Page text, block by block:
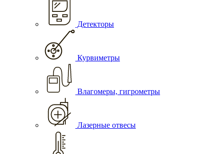
Детекторы
Курвиметры
Влагомеры, гигрометры
Лазерные отвесы